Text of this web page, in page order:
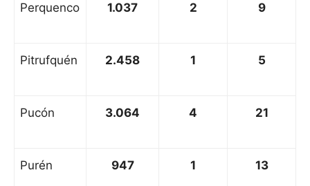
Perquenco 1.037 2 9
Pitrufquén 2.458 1 5
Pucón 3.064 4 21
Purén 947 1 13